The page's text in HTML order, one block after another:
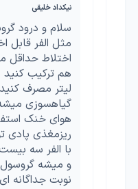
نیکداد خلیقی
سلام و درود
مثل الفر قابل
اختلاط حداقل
هم ترکیب کنید
لیتر مصرف
گیاهسوزی
هوای خنک
ریزمغذی پادی
با الفر سه
و میشه
نوبت جداگانه